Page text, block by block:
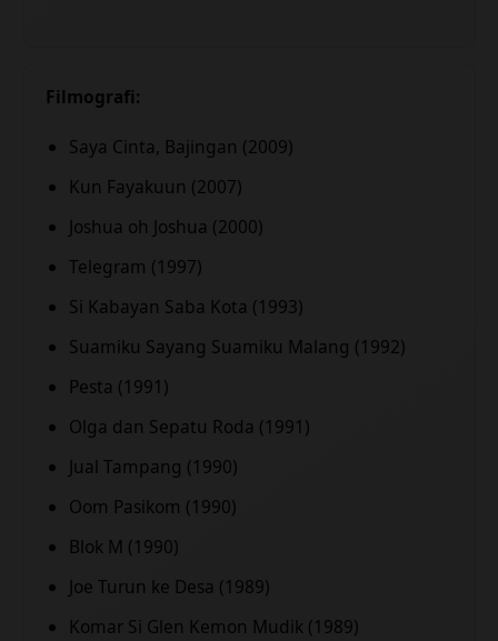
Filmografi:
Saya Cinta, Bajingan (2009)
Kun Fayakuun (2007)
Joshua oh Joshua (2000)
Telegram (1997)
Si Kabayan Saba Kota (1993)
Suamiku Sayang Suamiku Malang (1992)
Pesta (1991)
Olga dan Sepatu Roda (1991)
Jual Tampang (1990)
Oom Pasikom (1990)
Blok M (1990)
Joe Turun ke Desa (1989)
Komar Si Glen Kemon Mudik (1989)